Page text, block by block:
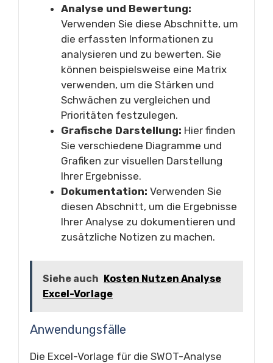
Analyse und Bewertung:
Verwenden Sie diese Abschnitte, um
die erfassten Informationen zu
analysieren und zu bewerten. Sie
können beispielsweise eine Matrix
verwenden, um die Stärken und
Schwächen zu vergleichen und
Prioritäten festzulegen.
Grafische Darstellung: Hier finden
Sie verschiedene Diagramme und
Grafiken zur visuellen Darstellung
Ihrer Ergebnisse.
Dokumentation: Verwenden Sie
diesen Abschnitt, um die Ergebnisse
Ihrer Analyse zu dokumentieren und
zusätzliche Notizen zu machen.
Siehe auch Kosten Nutzen Analyse
Excel-Vorlage
Anwendungsfälle
Die Excel-Vorlage für die SWOT-Analyse